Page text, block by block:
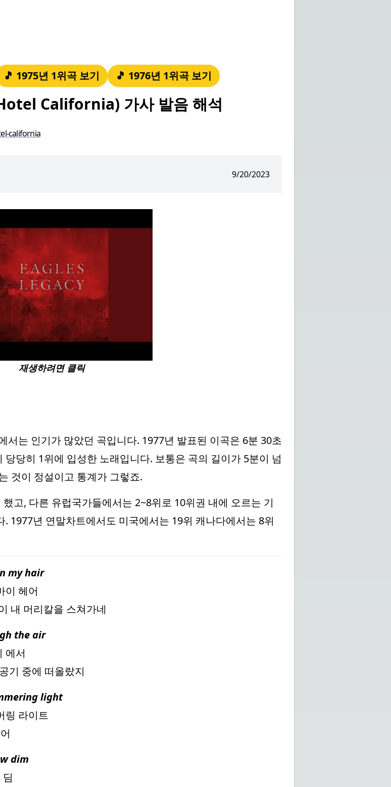
🎵 1975년 1위곡 보기 🎵 1976년 1위곡 보기
California) 가사 발음 해석
california
9/20/2023
재생하려면 클릭
서는 인기가 많았던 곡입니다. 1977년 발표된 이곡은 6분 30초
당히 1위에 입성한 노래입니다. 보통은 곡의 길이가 5분이 넘
것이 정설이고 통계가 그렇죠.
고, 다른 유럽국가들에서는 2~8위로 10위권 내에 오르는 기
1977년 연말차트에서도 미국에서는 19위 캐나다에서는 8위
my hair
이 헤어
내 머리칼을 스쳐가네
the air
에서
기 중에 떠올랐지
light
링 라이트
dim